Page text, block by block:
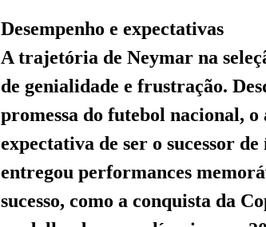
Desempenho e expectativas
A trajetória de Neymar na
de genialidade e frustração.
promessa do futebol nacional, o
expectativa de ser o sucessor
entregou performances
sucesso, como a conquista da